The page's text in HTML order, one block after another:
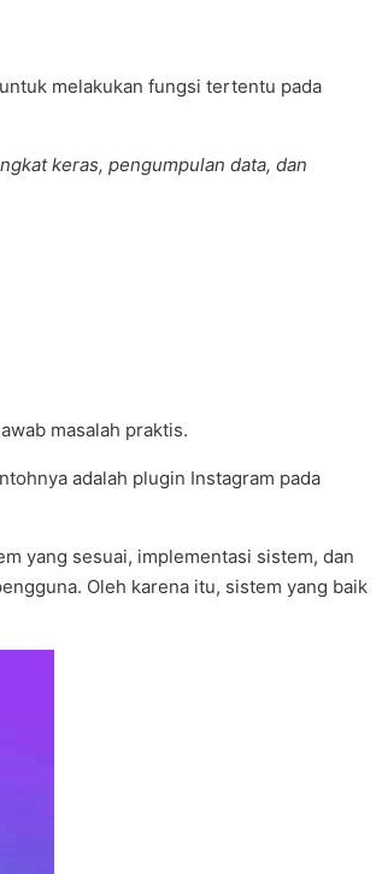
melakukan fungsi tertentu pada
keras, pengumpulan data, dan
masalah praktis.
adalah plugin Instagram pada
yang sesuai, implementasi sistem, dan
Oleh karena itu, sistem yang baik